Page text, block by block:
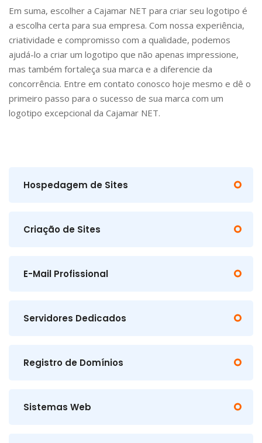
Em suma, escolher a Cajamar NET para criar seu logotipo é
a escolha certa para sua empresa. Com nossa experiência,
criatividade e compromisso com a qualidade, podemos
ajudá-lo a criar um logotipo que não apenas impressione,
mas também fortaleça sua marca e a diferencie da
concorrência. Entre em contato conosco hoje mesmo e dê o
primeiro passo para o sucesso de sua marca com um
logotipo excepcional da Cajamar NET.
Hospedagem de Sites
Criação de Sites
E-Mail Profissional
Servidores Dedicados
Registro de Domínios
Sistemas Web